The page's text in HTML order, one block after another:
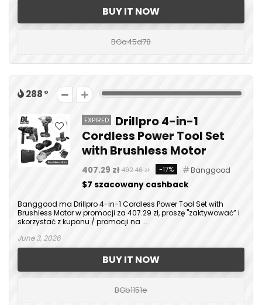
BUY IT NOW
BGa45d78
288
EXPIRED
Drillpro 4-in-1
Cordless Power Tool Set
with Brushless Motor
407.29 zł 492.46 zł -17% Banggood
$7 szacowany cashback
Banggood ma Drillpro 4-in-1 Cordless Power Tool Set with
Brushless Motor w promocji za 407.29 zł, proszę "zaktywować” i
skorzystać z kuponu / promocji na ...
June 3, 2026
BUY IT NOW
BGb1151e